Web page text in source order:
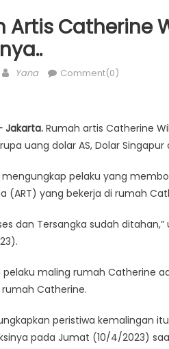
Artis Catherine
Author
Yana Comment(0)
Jakarta. Rumah artis Catherine
uang dolar AS, Dolar Singapur
mengungkap pelaku yang
(ART) yang bekerja di rumah
dan Tersangka sudah
pelaku maling rumah Catherine
Catherine.
peristiwa kemalingan
pada Jumat (10/4/2023)